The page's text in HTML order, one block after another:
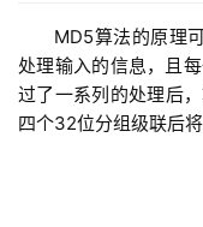
发
微
MD5算法的原理
处理输入的信息，且
过了一系列的处理后
四个32位分组级联后